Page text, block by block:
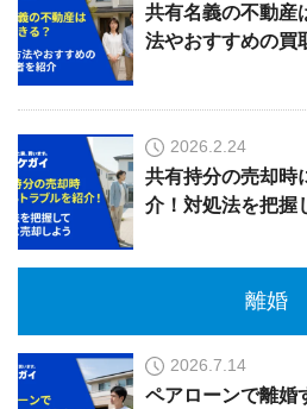
共有名義の不動産
法やおすすめの買
2026.2.24
共有持分の売却時
介！対処法を把握
離婚
2026.7.14
ペアローンで離婚